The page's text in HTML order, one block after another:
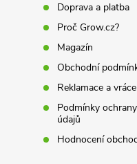
Doprava a platba
Proč Grow.cz?
Magazín
Obchodní
Reklamace a
Podmínky
údajů
Hodnocení